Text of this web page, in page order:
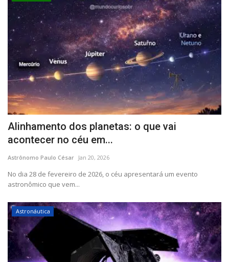
Alinhamento dos planetas: o que vai
acontecer no céu em...
Astrônomo Paulo César Jan 20, 2026
No dia 28 de fevereiro de 2026, o céu apresentará um evento
astronômico que vem...
Astronáutica